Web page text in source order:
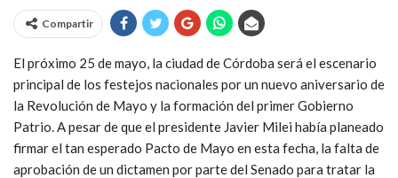
Compartir
El próximo 25 de mayo, la ciudad de Córdoba será el escenario
principal de los festejos nacionales por un nuevo aniversario de
la Revolución de Mayo y la formación del primer Gobierno
Patrio. A pesar de que el presidente Javier Milei había planeado
firmar el tan esperado Pacto de Mayo en esta fecha, la falta de
aprobación de un dictamen por parte del Senado para tratar la